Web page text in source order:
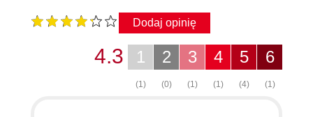
Dodaj opinię
6
(1)
5
(4)
4
(1)
3
(1)
2
(0)
1
(1)
4.3